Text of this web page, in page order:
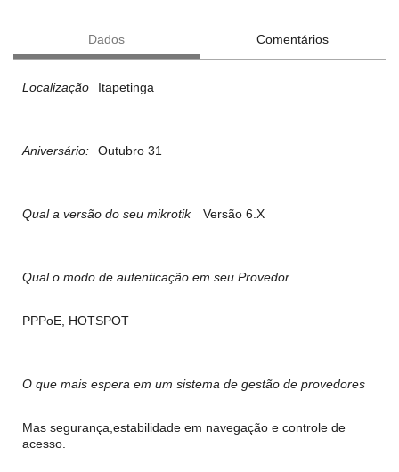
Dados Comentários
Localização Itapetinga
Aniversário: Outubro 31
Qual a versão do seu mikrotik Versão 6.X
Qual o modo de autenticação em seu Provedor
PPPoE, HOTSPOT
O que mais espera em um sistema de gestão de provedores
Mas segurança,estabilidade em navegação e controle de
acesso.